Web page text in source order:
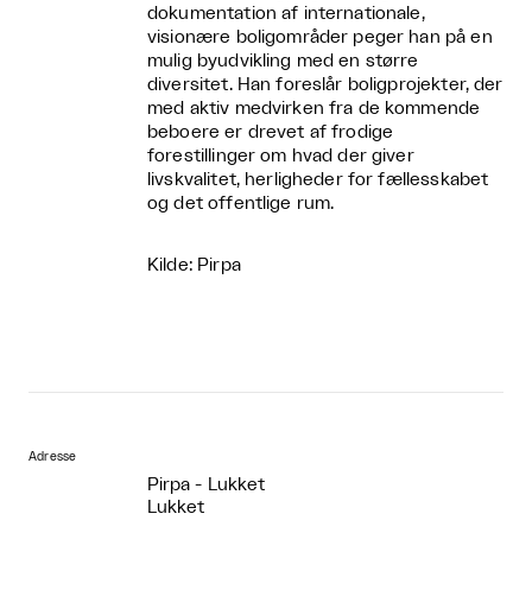
dokumentation af internationale,
visionære boligområder peger han på en
mulig byudvikling med en større
diversitet. Han foreslår boligprojekter, der
med aktiv medvirken fra de kommende
beboere er drevet af frodige
forestillinger om hvad der giver
livskvalitet, herligheder for fællesskabet
og det offentlige rum.
Kilde: Pirpa
Adresse
Pirpa - Lukket
Lukket